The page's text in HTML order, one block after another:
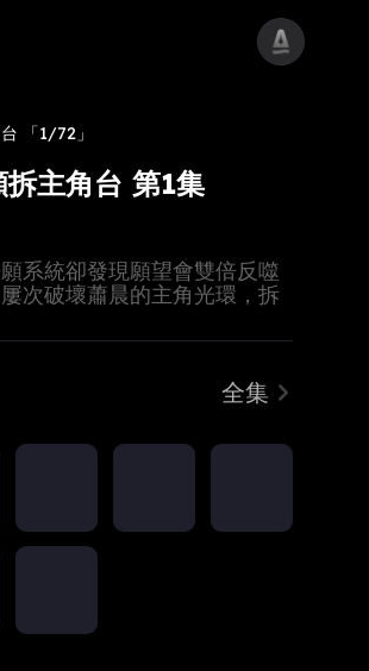
「1/72」
主角台 第1集
系統卻發現願望會雙倍反噬
次破壞蕭晨的主角光環，拆
功改寫炮灰命運，收穫圓滿
全集